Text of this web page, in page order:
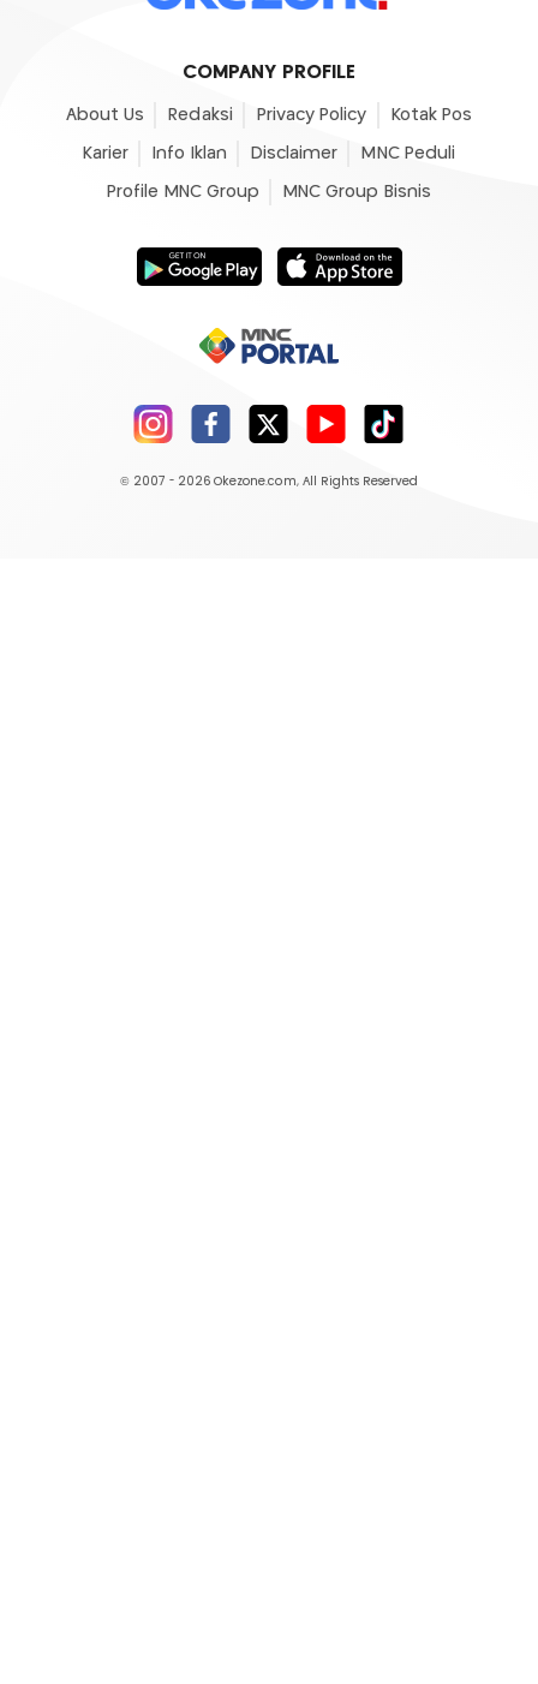
COMPANY PROFILE
About Us Redaksi Privacy Policy Kotak Pos
Karier Info Iklan Disclaimer MNC Peduli
Profile MNC Group MNC Group Bisnis
© 2007 - 2026 Okezone.com, All Rights Reserved